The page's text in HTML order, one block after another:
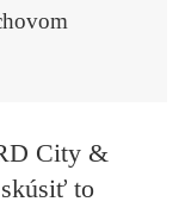
City &
to